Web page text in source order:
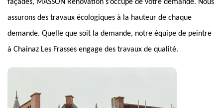
façades, MASSON Rénovation s’occupe de votre demande. Nous
assurons des travaux écologiques à la hauteur de chaque
demande. Quelle que soit la demande, notre équipe de peintre
à Chainaz Les Frasses engage des travaux de qualité.